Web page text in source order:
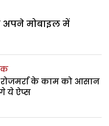
अपने मोबाइल में
के काम को आसान
ये ऐप्स